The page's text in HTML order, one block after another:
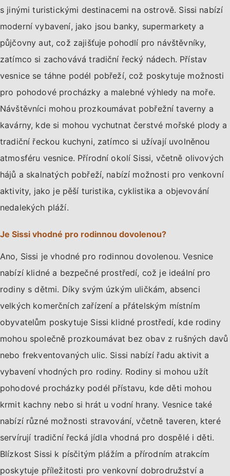
s jinými turistickými destinacemi na ostrově. Sissi nabízí
moderní vybavení, jako jsou banky, supermarkety a
půjčovny aut, což zajišťuje pohodlí pro návštěvníky,
zatímco si zachovává tradiční řecký nádech. Přístav
vesnice se táhne podél pobřeží, což poskytuje možnosti
pro pohodové procházky a malebné výhledy na moře.
Návštěvníci mohou prozkoumávat pobřežní taverny a
kavárny, kde si mohou vychutnat čerstvé mořské plody a
tradiční řeckou kuchyni, zatímco si užívají uvolněnou
atmosféru vesnice. Přírodní okolí Sissi, včetně olivových
hájů a skalnatých pobřeží, nabízí možnosti pro venkovní
aktivity, jako je pěší turistika, cyklistika a objevování
nedalekých pláží.
Je Sissi vhodné pro rodinnou dovolenou?
Ano, Sissi je vhodné pro rodinnou dovolenou. Vesnice
nabízí klidné a bezpečné prostředí, což je ideální pro
rodiny s dětmi. Díky svým úzkým uličkám, absenci
velkých komerčních zařízení a přátelským místním
obyvatelům poskytuje Sissi klidné prostředí, kde rodiny
mohou společně prozkoumávat bez obav z rušných davů
nebo frekventovaných ulic. Sissi nabízí řadu aktivit a
vybavení vhodných pro rodiny. Rodiny si mohou užít
pohodové procházky podél přístavu, kde děti mohou
krmit kachny nebo si hrát u vodní hrany. Vesnice také
nabízí různé možnosti stravování, včetně taveren, které
servírují tradiční řecká jídla vhodná pro dospělé i děti.
Blízkost Sissi k písčitým plážím a přírodním atrakcím
poskytuje příležitosti pro venkovní dobrodružství a